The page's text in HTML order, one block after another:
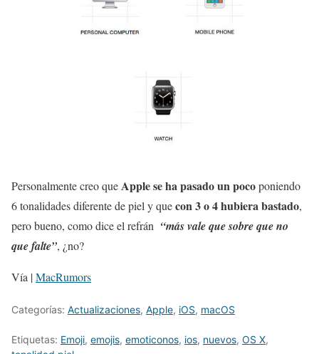
Personalmente creo queApple se ha pasado un pocoponiendo
6 tonalidades diferente de piel y quecon 3 o 4 hubiera bastado,
pero bueno, como dice el refrán “más vale que sobre que no
que falte”, ¿no?
Vía |MacRumors
Categorías: Actualizaciones, Apple, iOS, macOS
Etiquetas: Emoji, emojis, emoticonos, ios, nuevos, OS X,